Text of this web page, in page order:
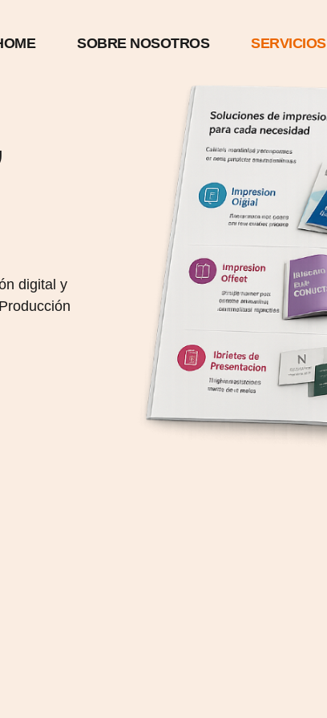
SOBRE NOSOTROS SERVICIOS
digital y